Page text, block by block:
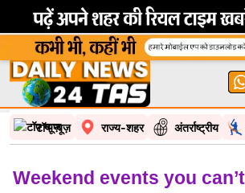
टॉप न्यूज़ राज्य-शहर अंतर्राष्ट्रीय
Weekend events you